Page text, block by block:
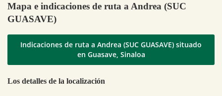
Mapa e indicaciones de ruta a Andrea (SUC
GUASAVE)
Indicaciones de ruta a Andrea (SUC GUASAVE) situado
en Guasave, Sinaloa
Los detalles de la localización